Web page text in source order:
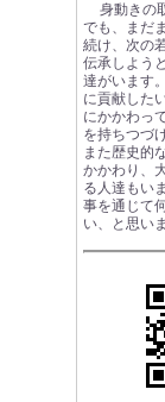
身動きの
でも、まだ
続け、次の
伝承しよう
達がいます
に貢献した
にかかわっ
を持ちつづ
また歴史的
かかわり、
る人達もい
事を通じて
い、と思い